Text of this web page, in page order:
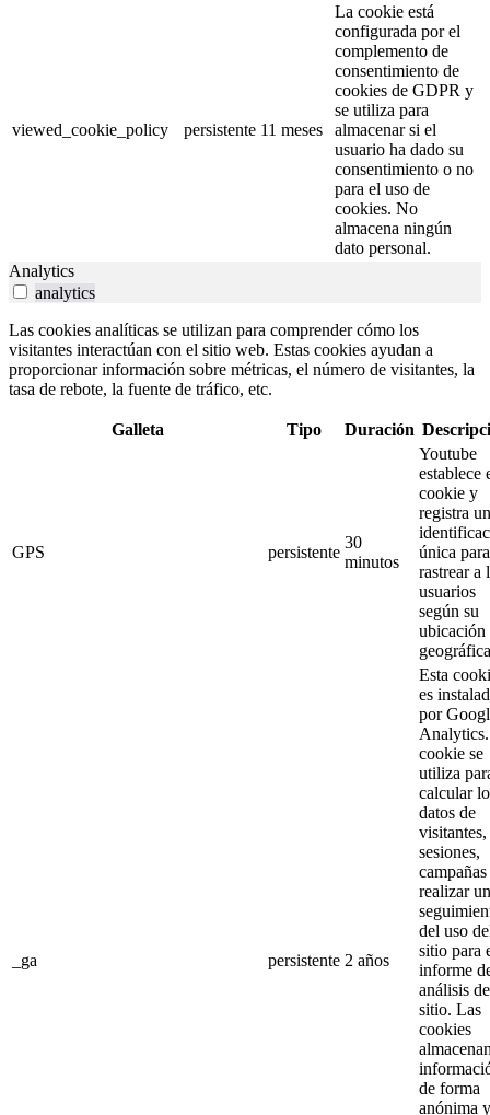
viewed_cookie_policy persistente 11 meses
La cookie está
configurada por el
complemento de
consentimiento de
cookies de GDPR y
se utiliza para
almacenar si el
usuario ha dado su
consentimiento o no
para el uso de
cookies. No
almacena ningún
dato personal.
Analytics
analytics
Las cookies analíticas se utilizan para comprender cómo los
visitantes interactúan con el sitio web. Estas cookies ayudan a
proporcionar información sobre métricas, el número de visitantes, la
tasa de rebote, la fuente de tráfico, etc.
Galleta Tipo Duración
GPS persistente
30
minutos
Youtube
establece
cookie y
registra
única para
rastrear a
usuarios
según su
ubicación
_ga persistente 2 años
Esta
es
por
cookie se
utiliza
calcular
datos de
visitantes,
sesiones,
realizar un
del uso
sitio para
informe
análisis
sitio. Las
cookies
de forma
anónima y